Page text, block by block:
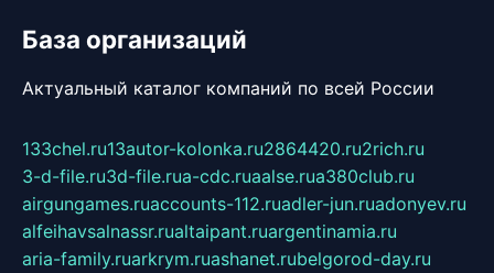
База организаций
Актуальный каталог компаний по всей России
133chel.ru13autor-kolonka.ru2864420.ru2rich.ru
3-d-file.ru3d-file.rua-cdc.ruaalse.rua380club.ru
airgungames.ruaccounts-112.ruadler-jun.ruadonyev.ru
alfeihavsalnassr.rualtaipant.ruargentinamia.ru
aria-family.ruarkrym.ruashanet.rubelgorod-day.ru